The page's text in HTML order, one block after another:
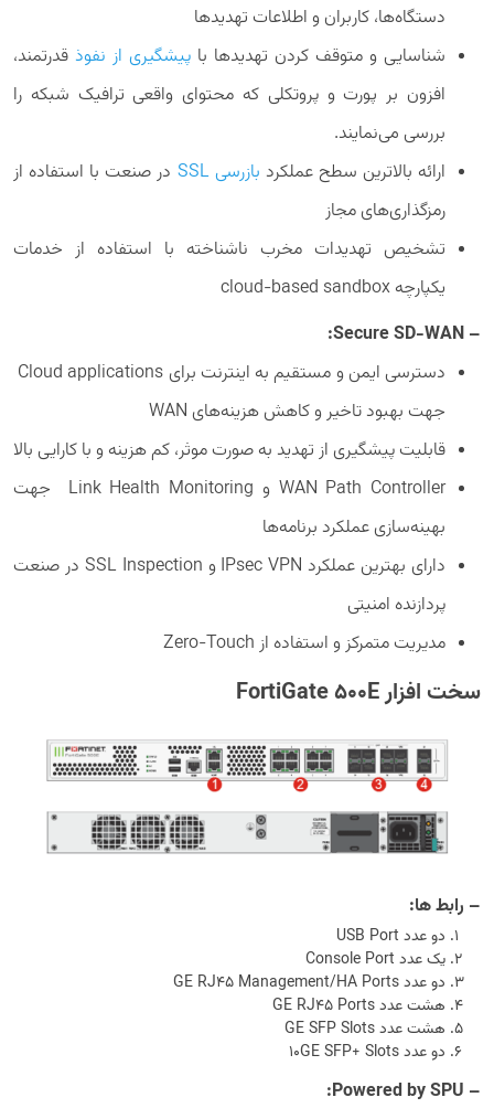
دستگاه‌ها، کاربران و اطلاعات تهدیدها
شناسایی و متوقف کردن تهدیدها با پیشگیری از نفوذ قدرتمند،
افزون بر پورت و پروتکلی که محتوای واقعی ترافیک شبکه را
بررسی می‌نمایند.
ارائه بالاترین سطح عملکرد بازرسی SSL
در صنعت با استفاده از
رمزگذاری‌های مجاز
تشخیص تهدیدات مخرب ناشناخته با استفاده از خدمات
یکپارچه cloud-based sandbox
– Secure SD-WAN:
جهت بهبود تاخیر و کاهش هزینه‌های WAN
قابلیت پیشگیری از تهدید به صورت موثر، کم هزینه و با کارایی بالا
WAN Path Controller و Link Health Monitoring جهت
بهینه‌سازی عملکرد برنامه‌ها
دارای بهترین عملکرد IPsec VPN و SSL Inspection در صنعت
پردازنده امنیتی
مدیریت متمرکز و استفاده از Zero-Touch
سخت افزار FortiGate 500E
– رابط ها:
دو عدد USB Port
یک عدد Console Port
دو عدد GE RJ45 Management/HA Ports
هشت عدد GE RJ45 Ports
هشت عدد GE SFP Slots
دو عدد 10GE SFP+ Slots
– Powered by SPU: